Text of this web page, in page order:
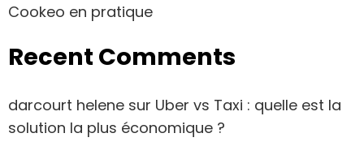
Cookeo en pratique
Recent Comments
darcourt helene sur Uber vs Taxi : quelle est la
solution la plus économique ?